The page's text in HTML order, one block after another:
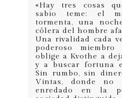
«Hay tres cosas
sabio teme: el
tormenta, una
cólera del hombre
Una rivalidad cada
poderoso
oblige a Kvothe a
y a buscar fortuna
Sin rumbo, sin
Vintas, donde no
enredado en la